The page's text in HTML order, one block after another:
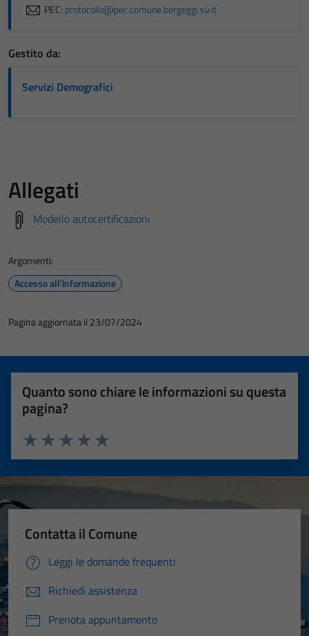
PEC: protocollo@pec.comune.bergeggi.sv.it
Gestito da:
Servizi Demografici
Allegati
Modello autocertificazioni
Argomenti:
Accesso all'informazione
Pagina aggiornata il 23/07/2024
Quanto sono chiare le informazioni su questa
pagina?
Valuta 5 stelle su 5
Valuta 4 stelle su 5
Valuta 3 stelle su 5
Valuta 2 stelle su 5
Valuta 1 stelle su 5
Contatta il Comune
Leggi le domande frequenti
Richiedi assistenza
Prenota appuntamento
informazioni